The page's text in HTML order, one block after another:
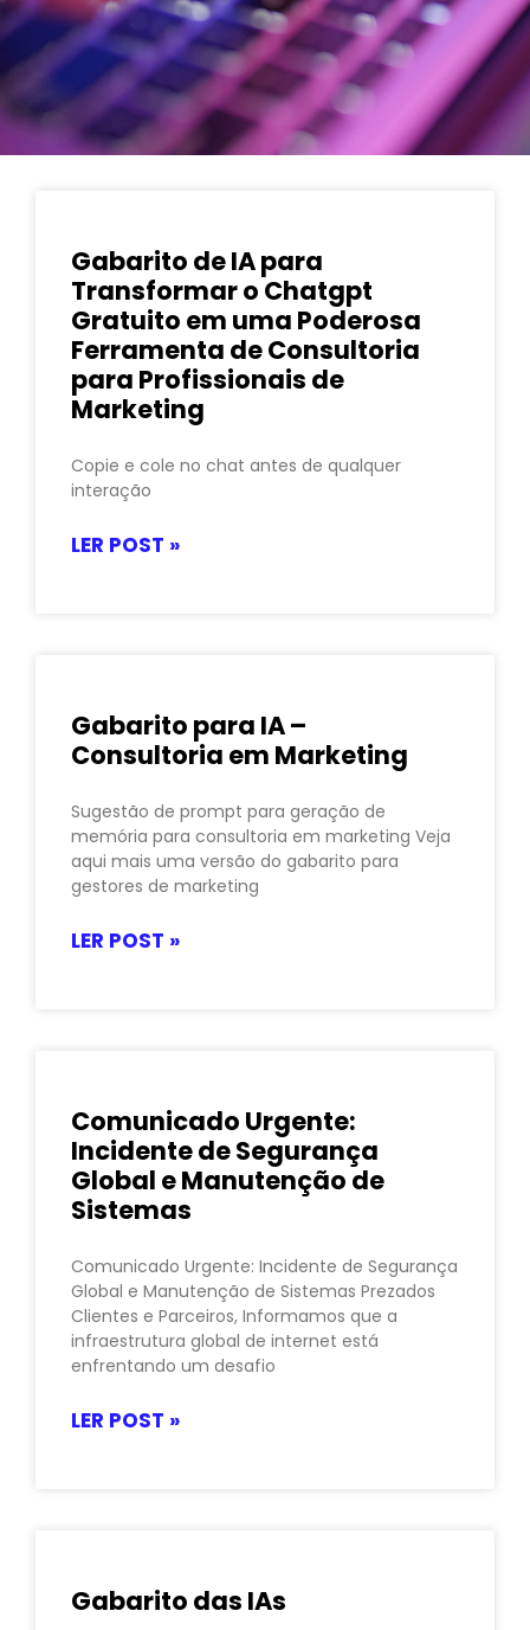
Gabarito de IA para
Transformar o Chatgpt
Gratuito em uma Poderosa
Ferramenta de Consultoria
para Profissionais de
Marketing
Copie e cole no chat antes de qualquer
interação
LER POST »
Gabarito para IA –
Consultoria em Marketing
Sugestão de prompt para geração de
memória para consultoria em marketing Veja
aqui mais uma versão do gabarito para
gestores de marketing
LER POST »
Comunicado Urgente:
Incidente de Segurança
Global e Manutenção de
Sistemas
Comunicado Urgente: Incidente de Segurança
Global e Manutenção de Sistemas Prezados
Clientes e Parceiros, Informamos que a
infraestrutura global de internet está
enfrentando um desafio
LER POST »
Gabarito das IAs